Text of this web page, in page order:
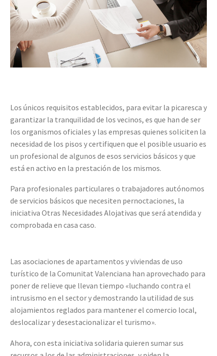
Los únicos requisitos establecidos, para evitar la picaresca y
garantizar la tranquilidad de los vecinos, es que han de ser
los organismos oficiales y las empresas quienes soliciten la
necesidad de los pisos y certifiquen que el posible usuario es
un profesional de algunos de esos servicios básicos y que
está en activo en la prestación de los mismos.
Para profesionales particulares o trabajadores autónomos
de servicios básicos que necesiten pernoctaciones, la
iniciativa Otras Necesidades Alojativas que será atendida y
comprobada en casa caso.
Las asociaciones de apartamentos y viviendas de uso
turístico de la Comunitat Valenciana han aprovechado para
poner de relieve que llevan tiempo «luchando contra el
intrusismo en el sector y demostrando la utilidad de sus
alojamientos reglados para mantener el comercio local,
deslocalizar y desestacionalizar el turismo».
Ahora, con esta iniciativa solidaria quieren sumar sus